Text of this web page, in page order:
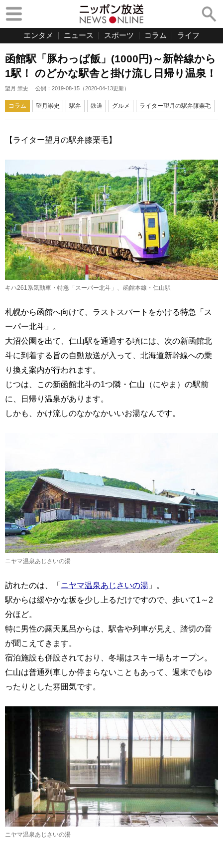
エンタメ ニュース スポーツ コラム ライフ
函館駅「豚わっぱ飯」(1000円)～新幹線から
1駅！ のどかな駅舎と掛け流し日帰り温泉！
望月 崇史 公開： 2019-08-15 （2020-04-13更新）
コラム 望月崇史 駅弁 鉄道 グルメ ライター望月の駅弁膝栗毛
【ライター望月の駅弁膝栗毛】
キハ261系気動車・特急「スーパー北斗」、函館本線・仁山駅
札幌から函館へ向けて、ラストスパートをかける特急「ス
ーパー北斗」。
大沼公園を出て、仁山駅を通過する頃には、次の新函館北
斗に到着する旨の自動放送が入って、北海道新幹線への乗
り換え案内が行われます。
じつは、この新函館北斗の1つ隣・仁山（にやま）の駅前
に、日帰り温泉があります。
しかも、かけ流しのなかなかいいお湯なんです。
ニヤマ温泉あじさいの湯
訪れたのは、「ニヤマ温泉あじさいの湯 」。
駅からは緩やかな坂を少し上るだけですので、歩いて1～2
分ほど。
特に男性の露天風呂からは、駅舎や列車が見え、踏切の音
が聞こえてきます。
宿泊施設も併設されており、冬場はスキー場もオープン。
仁山は普通列車しか停まらないこともあって、週末でもゆ
ったりとした雰囲気です。
ニヤマ温泉あじさいの湯